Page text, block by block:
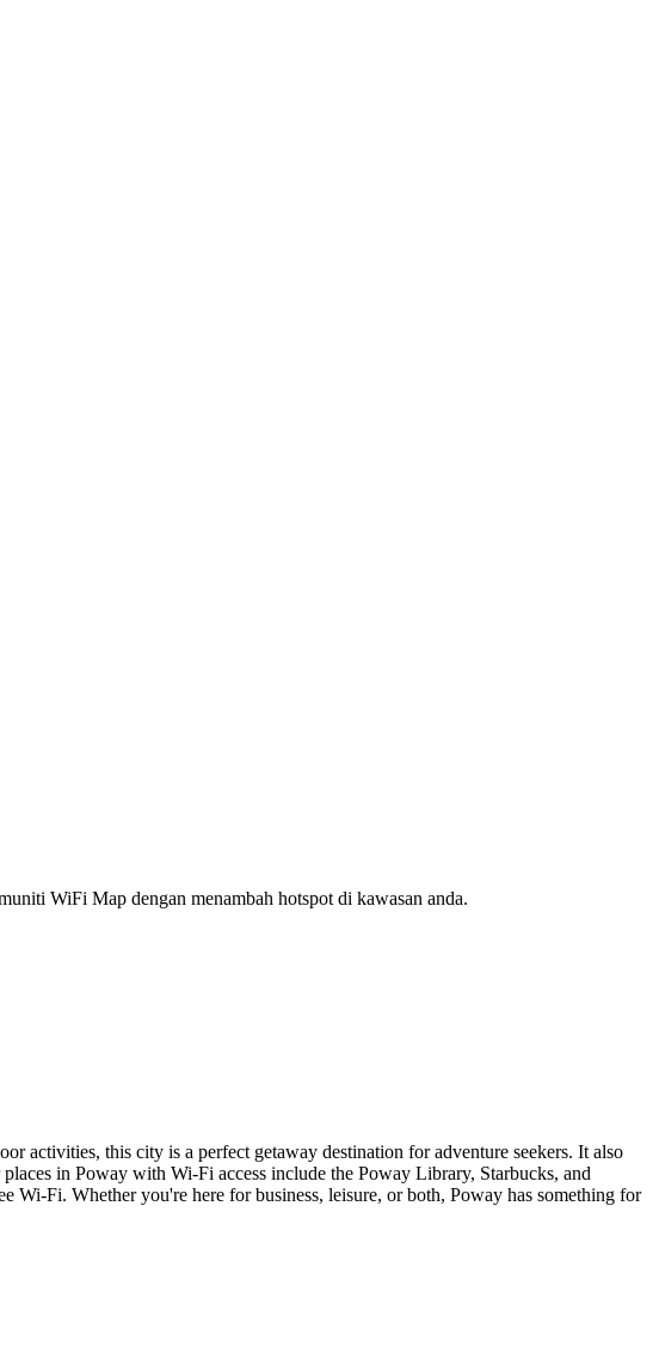
WiFi Map dengan menambah hotspot di kawasan anda.
activities, this city is a perfect getaway destination for adventure seekers. It also
in Poway with Wi-Fi access include the Poway Library, Starbucks, and
Wi-Fi. Whether you're here for business, leisure, or both, Poway has something for